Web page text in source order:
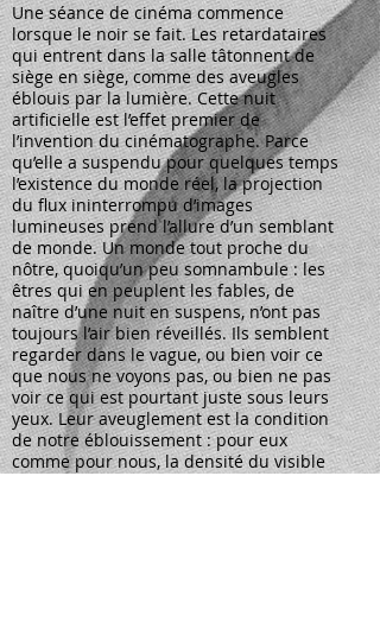
Une séance de cinéma commence
lorsque le noir se fait. Les retardataires
qui entrent dans la salle tâtonnent de
siège en siège, comme des aveugles
éblouis par la lumière. Cette nuit
artificielle est l’effet premier de
l’invention du cinématographe. Parce
qu’elle a suspendu pour quelques temps
l’existence du monde réel, la projection
du flux ininterrompu d’images
lumineuses prend l’allure d’un semblant
de monde. Un monde tout proche du
nôtre, quoiqu’un peu somnambule : les
êtres qui en peuplent les fables, de
naître d’une nuit en suspens, n’ont pas
toujours l’air bien réveillés. Ils semblent
regarder dans le vague, ou bien voir ce
que nous ne voyons pas, ou bien ne pas
voir ce qui est pourtant juste sous leurs
yeux. Leur aveuglement est la condition
de notre éblouissement : pour eux
comme pour nous, la densité du visible